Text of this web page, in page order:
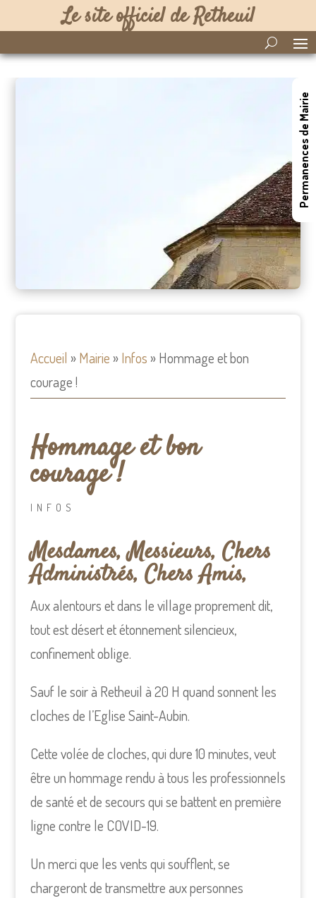
Le site officiel de Retheuil
Permanences de Mairie
Accueil »Mairie »Infos »Hommage et bon
courage !
Hommage et bon
courage !
INFOS
Mesdames, Messieurs, Chers
Administrés, Chers Amis,
Aux alentours et dans le village proprement dit,
tout est désert et étonnement silencieux,
confinement oblige.
Sauf le soir à Retheuil à 20 H quand sonnent les
cloches de I’Eglise Saint-Aubin.
Cette volée de cloches, qui dure 10 minutes, veut
être un hommage rendu à tous les professionnels
de santé et de secours qui se battent en première
ligne contre le COVID-19.
Un merci que les vents qui soufflent, se
chargeront de transmettre aux personnes